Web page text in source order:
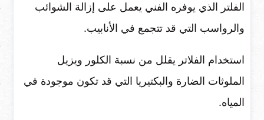
الفلتر الذي يوفره الفني يعمل على إزالة الشوائب
والرواسب التي قد تتجمع في الأنابيب.
استخدام الفلاتر يقلل من نسبة الكلور ويزيل
الملوثات الضارة والبكتيريا التي قد تكون موجودة في
المياه.